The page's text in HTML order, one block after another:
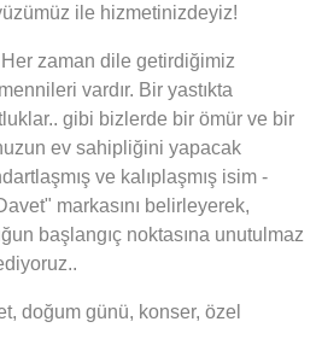
ile hizmetinizdeyiz!
zaman dile getirdiğimiz
vardır. Bir yastıkta
gibi bizlerde bir ömür ve bir
ev sahipliğini yapacak
ve kalıplaşmış isim -
markasını belirleyerek,
başlangıç noktasına unutulmaz
doğum günü, konser, özel